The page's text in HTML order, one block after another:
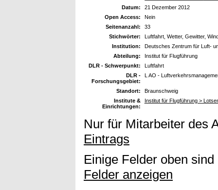
Datum:
21 Dezember 2012
Open Access:
Nein
Seitenanzahl:
33
Stichwörter:
Luftfahrt, Wetter, Gewitter,
Institution:
Deutsches Zentrum für Luft-
Abteilung:
Institut für Flugführung
DLR - Schwerpunkt:
Luftfahrt
DLR -
Forschungsgebiet:
L AO -
Standort:
Braunschweig
Institute &
Einrichtungen:
Institut für Flugführung >
Nur für Mitarbeiter des
Eintrags
Einige Felder oben
Felder anzeigen